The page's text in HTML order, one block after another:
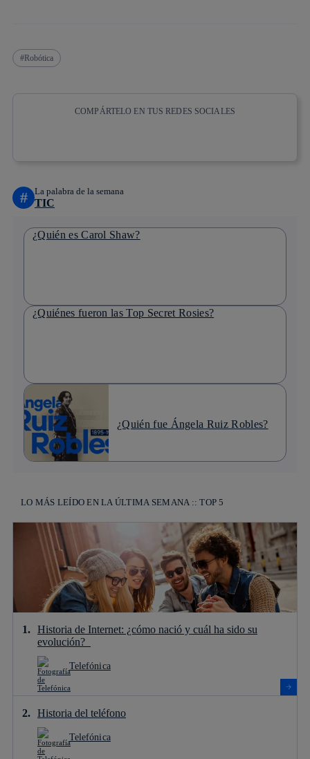
Robótica
COMPÁRTELO EN TUS REDES SOCIALES
# La palabra de la semana
TIC
¿Quién es Carol Shaw?
¿Quiénes fueron las Top Secret Rosies?
¿Quién fue Ángela Ruiz Robles?
LO MÁS LEÍDO EN LA ÚLTIMA SEMANA :: TOP 5
Historia de Internet: ¿cómo nació y cuál ha sido su
evolución?
Telefónica
Historia del teléfono
Telefónica